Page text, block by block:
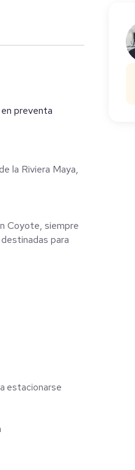
preventa
la Riviera Maya,
Coyote, siempre
para
estacionarse